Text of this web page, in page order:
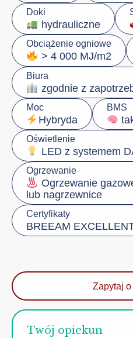
Doki
hydrauliczne
Obciążenie ogniowe
> 4 000 MJ/m2
Biura
zgodnie z
Moc
Hybryda
BMS
Oświetlenie
LED z systemem
Ogrzewanie
Ogrzewanie
lub nagrzewnice
Certyfikaty
BREEAM
Zapytaj o
Twój opiekun